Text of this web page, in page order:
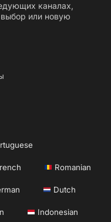
каналах,
выбор или новую
Romanian
Dutch
Indonesian